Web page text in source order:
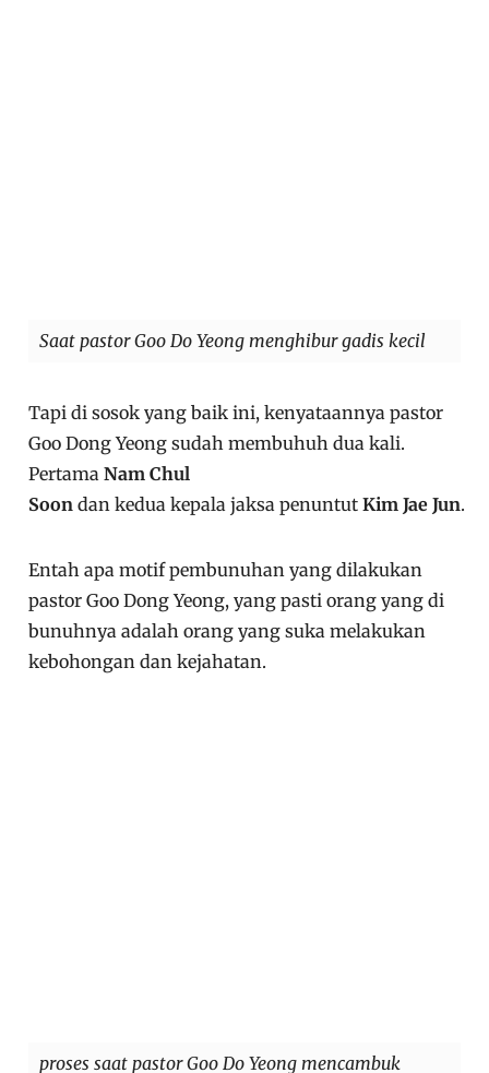
Saat pastor Goo Do Yeong menghibur gadis kecil
Tapi di sosok yang baik ini, kenyataannya pastor
Goo Dong Yeong sudah membuhuh dua kali.
PertamaNam Chul
Soon dan kedua kepala jaksa penuntutKim Jae Jun.
Entah apa motif pembunuhan yang dilakukan
pastor Goo Dong Yeong, yang pasti orang yang di
bunuhnya adalah orang yang suka melakukan
kebohongan dan kejahatan.
proses saat pastor Goo Do Yeong mencambuk